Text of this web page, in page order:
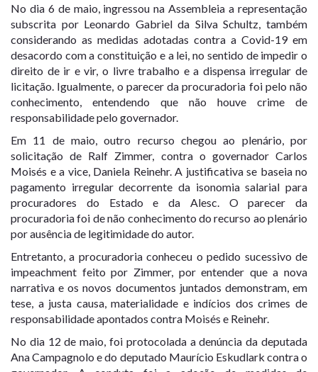
No dia 6 de maio, ingressou na Assembleia a representação
subscrita por Leonardo Gabriel da Silva Schultz, também
considerando as medidas adotadas contra a Covid-19 em
desacordo com a constituição e a lei, no sentido de impedir o
direito de ir e vir, o livre trabalho e a dispensa irregular de
licitação. Igualmente, o parecer da procuradoria foi pelo não
conhecimento, entendendo que não houve crime de
responsabilidade pelo governador.
Em 11 de maio, outro recurso chegou ao plenário, por
solicitação de Ralf Zimmer, contra o governador Carlos
Moisés e a vice, Daniela Reinehr. A justificativa se baseia no
pagamento irregular decorrente da isonomia salarial para
procuradores do Estado e da Alesc. O parecer da
procuradoria foi de não conhecimento do recurso ao plenário
por ausência de legitimidade do autor.
Entretanto, a procuradoria conheceu o pedido sucessivo de
impeachment feito por Zimmer, por entender que a nova
narrativa e os novos documentos juntados demonstram, em
tese, a justa causa, materialidade e indícios dos crimes de
responsabilidade apontados contra Moisés e Reinehr.
No dia 12 de maio, foi protocolada a denúncia da deputada
Ana Campagnolo e do deputado Maurício Eskudlark contra o